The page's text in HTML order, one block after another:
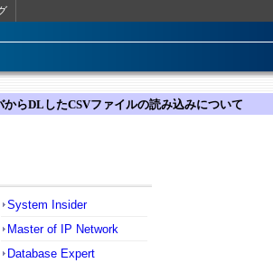
からDLしたCSVファイルの読み込みについて
System Insider
Master of IP Network
Database Expert